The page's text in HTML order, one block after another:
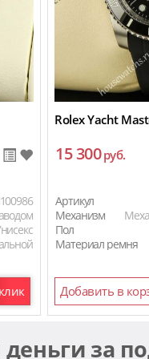
Rolex Yacht
15 300руб.
Артикул
Механизм
Пол
Материал ремня
Добавить в
за